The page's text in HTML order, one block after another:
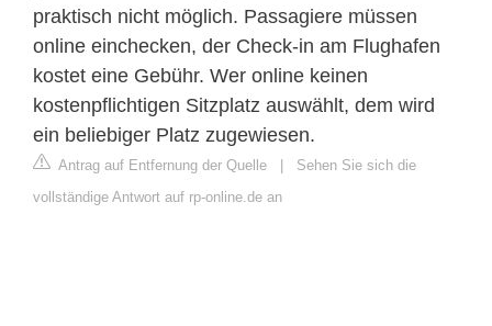
praktisch nicht möglich. Passagiere müssen
online einchecken, der Check-in am Flughafen
kostet eine Gebühr. Wer online keinen
kostenpflichtigen Sitzplatz auswählt, dem wird
ein beliebiger Platz zugewiesen.
Antrag auf Entfernung der Quelle
Sehen Sie sich die
vollständige Antwort auf rp-online.de an